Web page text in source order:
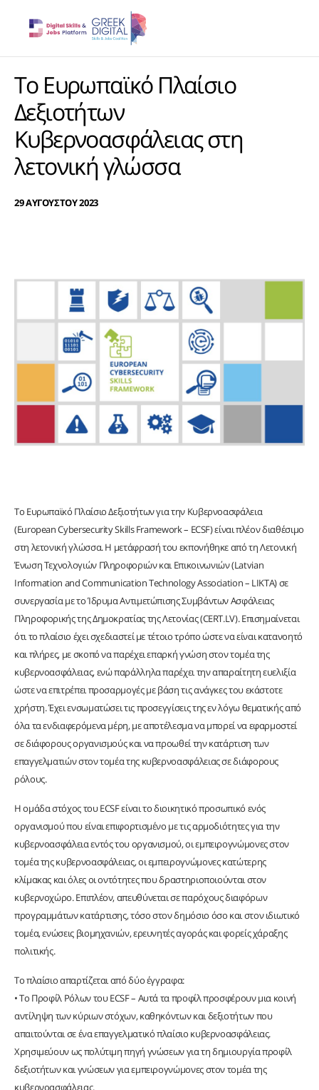
Το Ευρωπαϊκό Πλαίσιο
Δεξιοτήτων
Κυβερνοασφάλειας στη
λετονική γλώσσα
29 ΑΥΓΟΥΣΤΟΥ 2023
Το Ευρωπαϊκό Πλαίσιο Δεξιοτήτων για την Κυβερνοασφάλεια
(European Cybersecurity Skills Framework – ECSF) είναι πλέον διαθέσιμο
στη λετονική γλώσσα. Η μετάφρασή του εκπονήθηκε από τη Λετονική
Ένωση Τεχνολογιών Πληροφοριών και Επικοινωνιών (Latvian
Information and Communication Technology Association – LIKTA) σε
συνεργασία με το Ίδρυμα Αντιμετώπισης Συμβάντων Ασφάλειας
Πληροφορικής της Δημοκρατίας της Λετονίας (CERT.LV). Επισημαίνεται
ότι το πλαίσιο έχει σχεδιαστεί με τέτοιο τρόπο ώστε να είναι κατανοητό
και πλήρες, με σκοπό να παρέχει επαρκή γνώση στον τομέα της
κυβερνοασφάλειας, ενώ παράλληλα παρέχει την απαραίτητη ευελιξία
ώστε να επιτρέπει προσαρμογές με βάση τις ανάγκες του εκάστοτε
χρήστη. Έχει ενσωματώσει τις προσεγγίσεις της εν λόγω θεματικής από
όλα τα ενδιαφερόμενα μέρη, με αποτέλεσμα να μπορεί να εφαρμοστεί
σε διάφορους οργανισμούς και να προωθεί την κατάρτιση των
επαγγελματιών στον τομέα της κυβερνοασφάλειας σε διάφορους
ρόλους.
Η ομάδα στόχος του ECSF είναι το διοικητικό προσωπικό ενός
οργανισμού που είναι επιφορτισμένο με τις αρμοδιότητες για την
κυβερνοασφάλεια εντός του οργανισμού, οι εμπειρογνώμονες στον
τομέα της κυβερνοασφάλειας, οι εμπειρογνώμονες κατώτερης
κλίμακας και όλες οι οντότητες που δραστηριοποιούνται στον
κυβερνοχώρο. Επιπλέον, απευθύνεται σε παρόχους διαφόρων
προγραμμάτων κατάρτισης, τόσο στον δημόσιο όσο και στον ιδιωτικό
τομέα, ενώσεις βιομηχανιών, ερευνητές αγοράς και φορείς χάραξης
πολιτικής.
Το πλαίσιο απαρτίζεται από δύο έγγραφα:
• Το Προφίλ Ρόλων του ECSF – Αυτά τα προφίλ προσφέρουν μια κοινή
αντίληψη των κύριων στόχων, καθηκόντων και δεξιοτήτων που
απαιτούνται σε ένα επαγγελματικό πλαίσιο κυβερνοασφάλειας.
Χρησιμεύουν ως πολύτιμη πηγή γνώσεων για τη δημιουργία προφίλ
δεξιοτήτων και γνώσεων για εμπειρογνώμονες στον τομέα της
κυβερνοασφάλειας.